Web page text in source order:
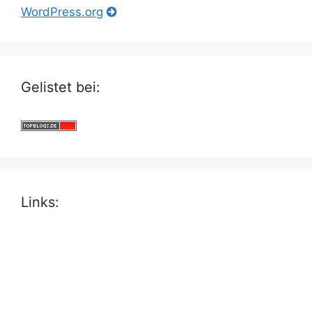
WordPress.org
Gelistet bei:
Links: